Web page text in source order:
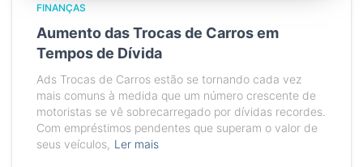
FINANÇAS
Aumento das Trocas de Carros em
Tempos de Dívida
Ads Trocas de Carros estão se tornando cada vez
mais comuns à medida que um número crescente de
motoristas se vê sobrecarregado por dívidas recordes.
Com empréstimos pendentes que superam o valor de
seus veículos, Ler mais